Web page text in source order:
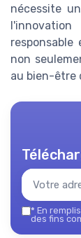
nécessite
non
au bien-être
* En
des fins